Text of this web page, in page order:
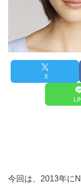
X
今回は、2013年に